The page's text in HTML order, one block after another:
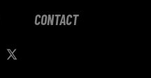
CONTACT